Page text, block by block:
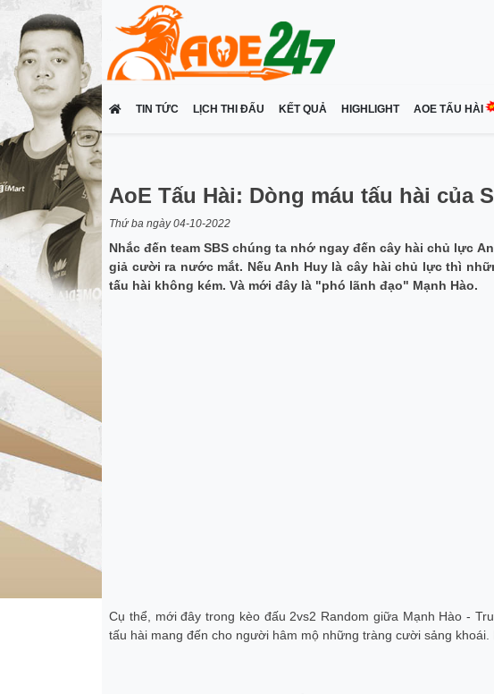
TIN TỨC LỊCH THI ĐẤU KẾT QUẢ HIGHLIGHT AOE TẤU HÀI
AoE Tấu Hài: Dòng máu tấu hài của
Thứ ba ngày 04-10-2022
Nhắc đến team SBS chúng ta nhớ ngay đến cây hài chủ lực
giả cười ra nước mắt. Nếu Anh Huy là cây hài chủ lực thì
tấu hài không kém. Và mới đây là "phó lãnh đạo" Mạnh Hào.
Cụ thể, mới đây trong kèo đấu 2vs2 Random giữa Mạnh Hào -
tấu hài mang đến cho người hâm mộ những tràng cười sảng khoái.